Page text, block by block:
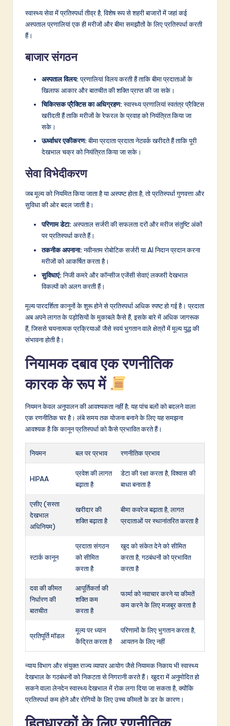
स्वास्थ्य सेवा में प्रतिस्पर्धा तीव्र है, विशेष रूप से शहरी बाजारों में जहां कई
अस्पताल प्रणालियां एक ही मरीजों और बीमा समझौतों के लिए प्रतिस्पर्धा करती
हैं।
बाजार संगठन
अस्पताल विलय:प्रणालियां विलय करती हैं ताकि बीमा प्रदाताओं के
खिलाफ आकार और बातचीत की शक्ति प्राप्त की जा सके।
चिकित्सक प्रैक्टिस का अधिग्रहण:स्वास्थ्य प्रणालियां स्वतंत्र प्रैक्टिस
खरीदती हैं ताकि मरीजों के रेफरल के प्रवाह को नियंत्रित किया जा
सके।
ऊर्ध्वाधर एकीकरण:बीमा प्रदाता प्रदाता नेटवर्क खरीदते हैं ताकि पूरी
देखभाल चक्र को नियंत्रित किया जा सके।
सेवा विभेदीकरण
जब मूल्य को नियमित किया जाता है या अस्पष्ट होता है, तो प्रतिस्पर्धा गुणवत्ता और
सुविधा की ओर बदल जाती है।
परिणाम डेटा: अस्पताल सर्जरी की सफलता दरों और मरीज संतुष्टि अंकों
पर प्रतिस्पर्धा करते हैं।
तकनीक अपनाना:नवीनतम रोबोटिक सर्जरी या AI निदान प्रदान करना
मरीजों को आकर्षित करता है।
सुविधाएं:निजी कमरे और कॉन्सीज एजेंसी सेवाएं लक्जरी देखभाल
विकल्पों को अलग करती हैं।
मूल्य पारदर्शिता कानूनों के शुरू होने से प्रतिस्पर्धा अधिक स्पष्ट हो गई है। प्रदाता
अब अपने लागत के पड़ोसियों के मुकाबले कैसे हैं, इसके बारे में अधिक जागरूक
हैं, जिससे चयनात्मक प्रक्रियाओं जैसे स्वयं भुगतान वाले क्षेत्रों में मूल्य युद्ध की
संभावना होती है।
नियामक दबाव एक रणनीतिक
कारक के रूप में
नियमन केवल अनुपालन की आवश्यकता नहीं है; यह पांच बलों को बदलने वाला
एक रणनीतिक चर है। लंबे समय तक योजना बनाने के लिए यह समझना
आवश्यक है कि कानून प्रतिस्पर्धा को कैसे प्रभावित करते हैं।
नियमन बल पर प्रभाव रणनीतिक प्रभाव
HIPAA
प्रवेश की लागत
बढ़ाता है
डेटा की रक्षा करता है, विश्वास की
बाधा बनाता है
एसीए (सस्ता
देखभाल
अधिनियम)
खरीदार की
शक्ति बढ़ाता है
बीमा कवरेज बढ़ाता है, लागत
प्रदाताओं पर स्थानांतरित करता है
स्टार्क कानून
प्रदाता संगठन
को सीमित
करता है
खुद को संकेत देने को सीमित
करता है, गठबंधनों को प्रभावित
करता है
दवा की कीमत
निर्धारण की
बातचीत
आपूर्तिकर्ता की
शक्ति कम
करता है
फार्मा को नवाचार करने या कीमतें
कम करने के लिए मजबूर करता है
प्रतिपूर्ति मॉडल
मूल्य पर ध्यान
केंद्रित करता है
परिणामों के लिए भुगतान करता है,
आयतन के लिए नहीं
न्याय विभाग और संयुक्त राज्य व्यापार आयोग जैसे नियामक निकाय भी स्वास्थ्य
देखभाल के गठबंधनों को निकटता से निगरानी करते हैं। खुदरा में अनुमोदित हो
सकने वाला लेनदेन स्वास्थ्य देखभाल में रोक लगा दिया जा सकता है, क्योंकि
प्रतिस्पर्धा कम होने और रोगियों के लिए उच्च कीमतों के डर के कारण।